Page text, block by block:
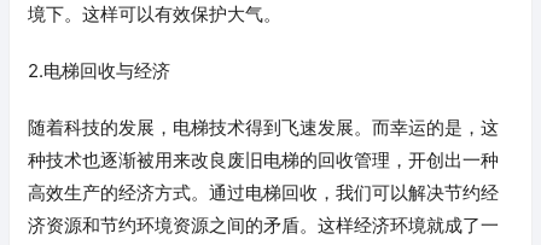
境下。这样可以有效保护大气。
2.电梯回收与经济
随着科技的发展，电梯技术得到飞速发展。而幸运的是，这
种技术也逐渐被用来改良废旧电梯的回收管理，开创出一种
高效生产的经济方式。通过电梯回收，我们可以解决节约经
济资源和节约环境资源之间的矛盾。这样经济环境就成了一